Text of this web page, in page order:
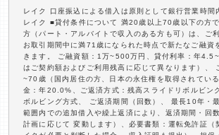
レイク 口座振込による借入は原則として銀行営業時間
レイク ■貸付条件について 満20歳以上70歳以下の方
方（パート・アルバイトで収入のある方も可）は、ご
お取引期間中に満71歳になられた時点で新たなご融資
きます。 ご融資額：1万~500万円、貸付利率：年
はご契約額およびご利用残高に応じて異なります）、
~70歳（国内居住の方、日本の永住権を取得されてい
金：年20.0%、ご返済方式：残高スライドリボルビン
ボルビング方式、 ご返済期間（回数）、 最長10年・
範囲内での追加借入や繰上返済により、返済期間・回
計画に応じて 変動します）、必要書類：運転免許証（